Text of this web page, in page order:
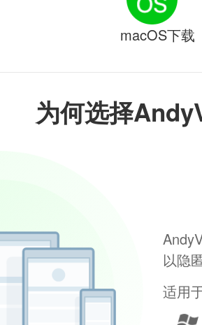
为何选择
以隐
适用
macOS下载